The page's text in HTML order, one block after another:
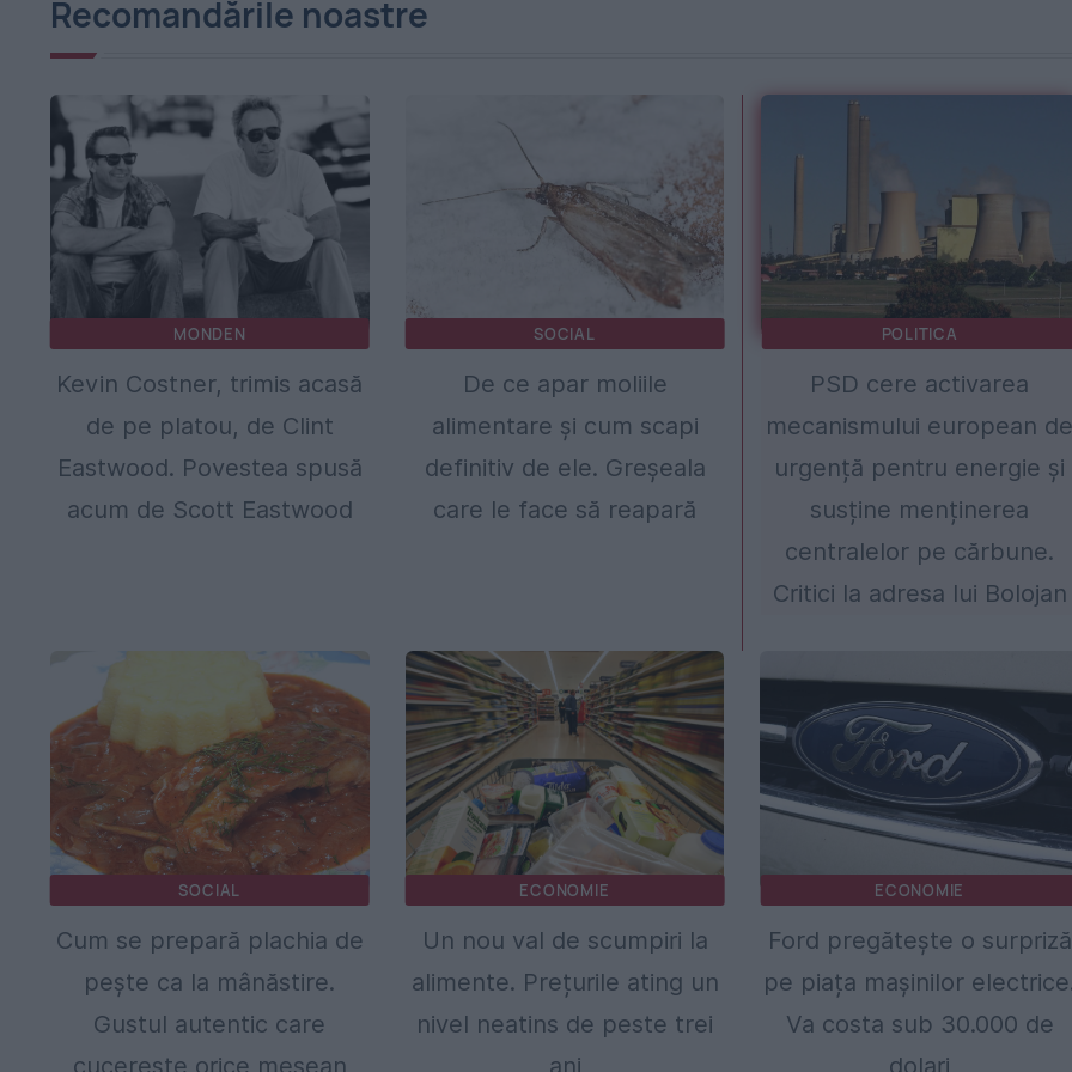
Recomandările noastre
MONDEN
Kevin Costner, trimis acasă
de pe platou, de Clint
Eastwood. Povestea spusă
acum de Scott Eastwood
SOCIAL
De ce apar moliile
alimentare și cum scapi
definitiv de ele. Greșeala
care le face să reapară
POLITICA
PSD cere activarea
mecanismului european
urgență pentru energie și
susține menținerea
centralelor pe cărbune.
Critici la adresa lui Bolojan
SOCIAL
Cum se prepară plachia de
pește ca la mânăstire.
Gustul autentic care
cucerește orice mesean
ECONOMIE
Un nou val de scumpiri la
alimente. Prețurile ating un
nivel neatins de peste trei
ani
ECONOMIE
Ford pregătește o surpriză
pe piața mașinilor
Va costa sub 30.000 de
dolari